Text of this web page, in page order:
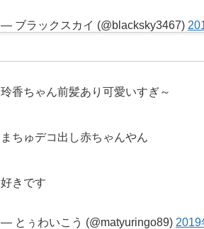
— ブラックスカイ (@blacksky3467)
玲香ちゃん前髪あり可愛いすぎ～
まちゅデコ出し赤ちゃんやん
好きです
— とぅわいこう (@matyuringo89) 2019